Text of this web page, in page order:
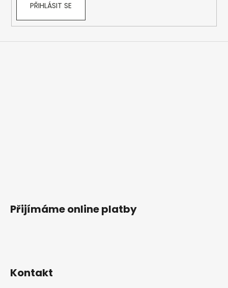
PŘIHLÁSIT SE
Přijímáme online platby
Kontakt